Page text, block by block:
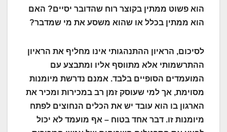
הוא פשוט ממתין בקוצר רוח שהדובר יסיים? האם
הוא ממתין בכלל או שהוא משסע את מי שמדבר?
לסיכום, הראיון ההתנהגותי אינו מחליף את הראיון
ההתרשמותי אלא מתווסף אליו ומתבצע עם
המועמדים הסופיים בלבד. אמנם נדרשת מיומנות
מסוימת, אך למי שעוסק זמן רב במכירות ומכיר את
הארגון בו הוא עובד יש את הכלים הנחוצים לפתח
מיומנות זו. דבר אחד בטוח – אף מועמד לא יכול